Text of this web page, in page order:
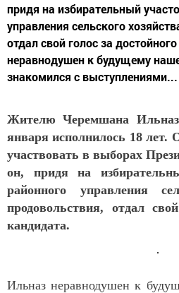
придя на избирательный
управления сельского
отдал свой голос за
неравнодушен к будущему
знакомился с выступлениями...
Жителю Черемшана
января исполнилось 18 лет.
участвовать в выборах
он, придя на
районного управления
продовольствия, отдал
кандидата.
Ильназ неравнодушен к